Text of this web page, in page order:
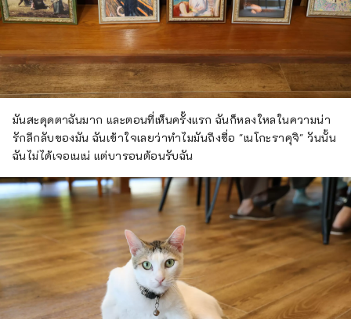
มันสะดุดตาฉันมาก และตอนที่เห็นครั้งแรก ฉันก็หลงใหลในความน่า
รักลึกลับของมัน ฉันเข้าใจเลยว่าทำไมมันถึงชื่อ "เนโกะราคุจิ" วันนั้น
ฉันไม่ได้เจอเนเน่ แต่บารอนต้อนรับฉัน